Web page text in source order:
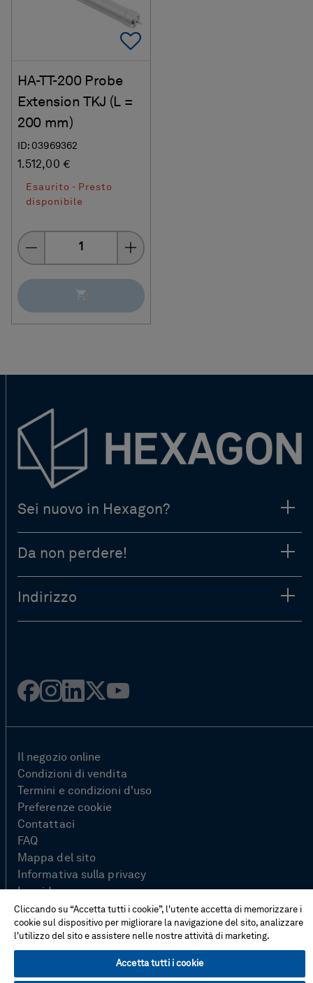
Add To Favorites
HA-TT-200 Probe
Extension TKJ (L =
200 mm)
ID: 03969362
1.512,00 €
Esaurito - Presto
disponibile
Quantity
Sei nuovo in Hexagon?
Da non perdere!
Indirizzo
Facebook
Instagram
LinkedIn
Twitter
YouTube
Il negozio online
Condizioni di vendita
Termini e condizioni d'uso
Preferenze cookie
Contattaci
FAQ
Mappa del sito
Informativa sulla privacy
In evidenza
© Hexagon AB 2026
Cliccando su “Accetta tutti i cookie”, l'utente accetta di memorizzare i
cookie sul dispositivo per migliorare la navigazione del sito, analizzare
l'utilizzo del sito e assistere nelle nostre attività di marketing.
Accetta tutti i cookie